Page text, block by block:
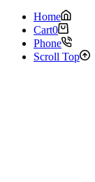
Home
Cart0
Phone
Scroll Top